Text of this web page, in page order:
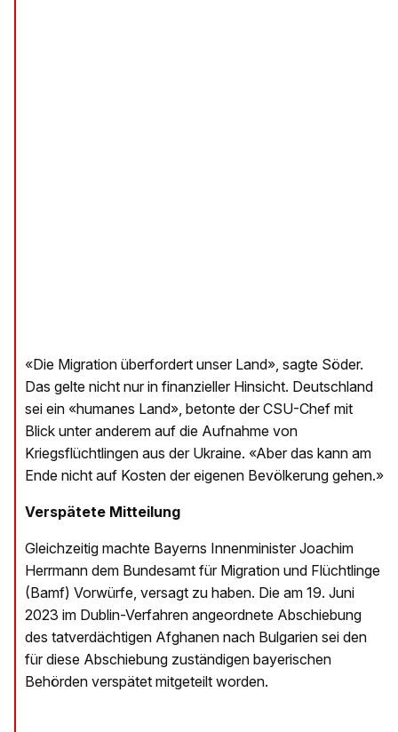
«Die Migration überfordert unser Land», sagte Söder.
Das gelte nicht nur in finanzieller Hinsicht. Deutschland
sei ein «humanes Land», betonte der CSU-Chef mit
Blick unter anderem auf die Aufnahme von
Kriegsflüchtlingen aus der Ukraine. «Aber das kann am
Ende nicht auf Kosten der eigenen Bevölkerung gehen.»
Verspätete Mitteilung
Gleichzeitig machte Bayerns Innenminister Joachim
Herrmann dem Bundesamt für Migration und Flüchtlinge
(Bamf) Vorwürfe, versagt zu haben. Die am 19. Juni
2023 im Dublin-Verfahren angeordnete Abschiebung
des tatverdächtigen Afghanen nach Bulgarien sei den
für diese Abschiebung zuständigen bayerischen
Behörden verspätet mitgeteilt worden.